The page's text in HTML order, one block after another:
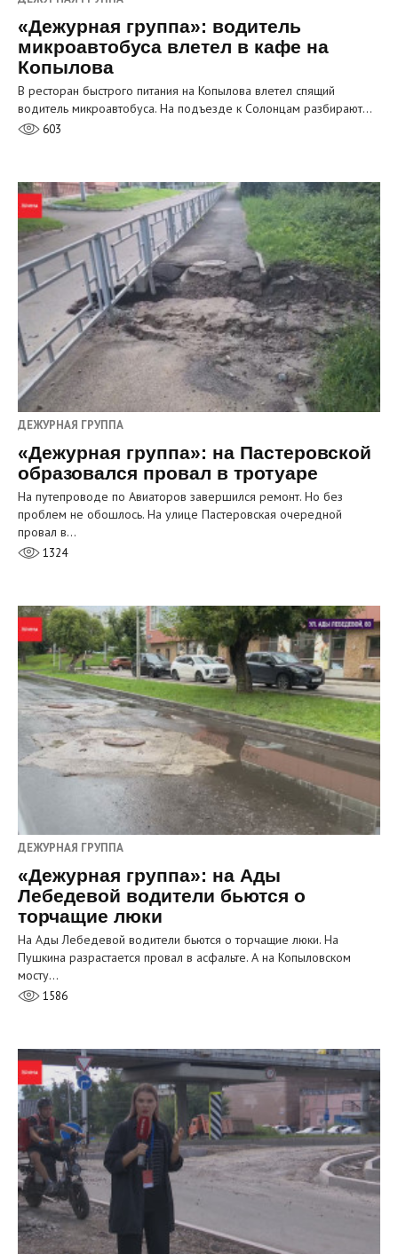
«Дежурная группа»: водитель
микроавтобуса влетел в кафе на
Копылова
В ресторан быстрого питания на Копылова влетел спящий
водитель микроавтобуса. На подъезде к Солонцам разбирают…
603
ДЕЖУРНАЯ ГРУППА
«Дежурная группа»: на Пастеровской
образовался провал в тротуаре
На путепроводе по Авиаторов завершился ремонт. Но без
проблем не обошлось. На улице Пастеровская очередной
провал в…
1324
ДЕЖУРНАЯ ГРУППА
«Дежурная группа»: на Ады
Лебедевой водители бьются о
торчащие люки
На Ады Лебедевой водители бьются о торчащие люки. На
Пушкина разрастается провал в асфальте. А на Копыловском
мосту…
1586